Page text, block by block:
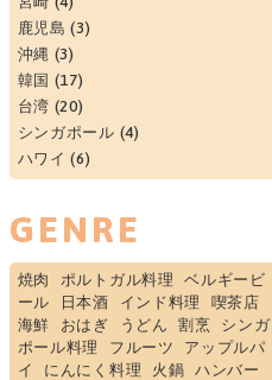
鹿児島 (3)
沖縄 (3)
韓国 (17)
台湾 (20)
シンガポール (4)
ハワイ (6)
GENRE
焼肉 ポルトガル料理
ベルギービ
ール
日本酒 インド料理
喫茶店
海鮮
おはぎ うどん 割烹
シンガ
ポール料理
フルーツ
アップルパ
イ
にんにく料理 火鍋
ハンバー